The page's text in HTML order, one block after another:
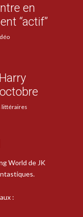
en
“actif”
littéraires
World de JK
: